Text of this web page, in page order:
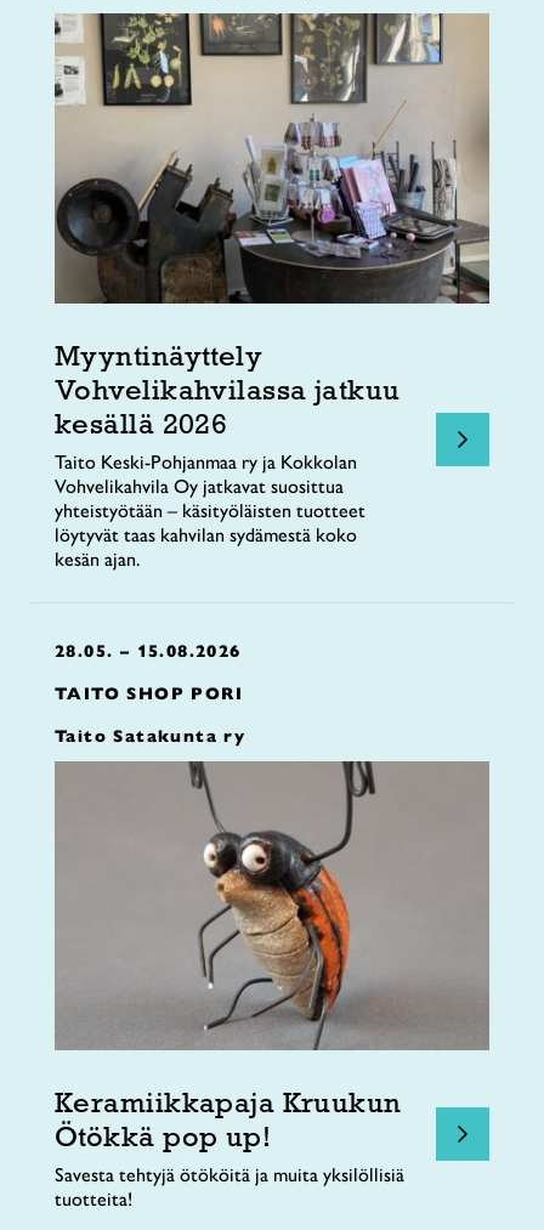
Myyntinäyttely
Vohvelikahvilassa jatkuu
kesällä 2026
Taito Keski-Pohjanmaa ry ja Kokkolan
Vohvelikahvila Oy jatkavat suosittua
yhteistyötään – käsityöläisten tuotteet
löytyvät taas kahvilan sydämestä koko
kesän ajan.
28.05. – 15.08.2026
TAITO SHOP PORI
Taito Satakunta ry
Keramiikkapaja Kruukun
Ötökkä pop up!
Savesta tehtyjä ötököitä ja muita yksilöllisiä
tuotteita!